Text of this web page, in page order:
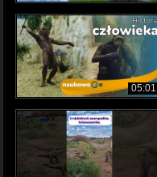
05:01